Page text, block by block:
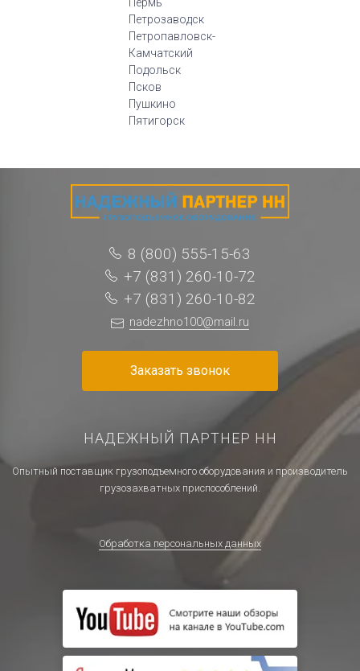
Петрозаводск
Петропавловск-
Камчатский
Подольск
Псков
Пушкино
Пятигорск
8 (800) 555-15-63
+7 (831) 260-10-72
+7 (831) 260-10-82
nadezhno100@mail.ru
Заказать звонок
НАДЕЖНЫЙ ПАРТНЕР НН
Опытный поставщик грузоподъемного оборудования и производитель
грузозахватных приспособлений.
Обработка персональных данных